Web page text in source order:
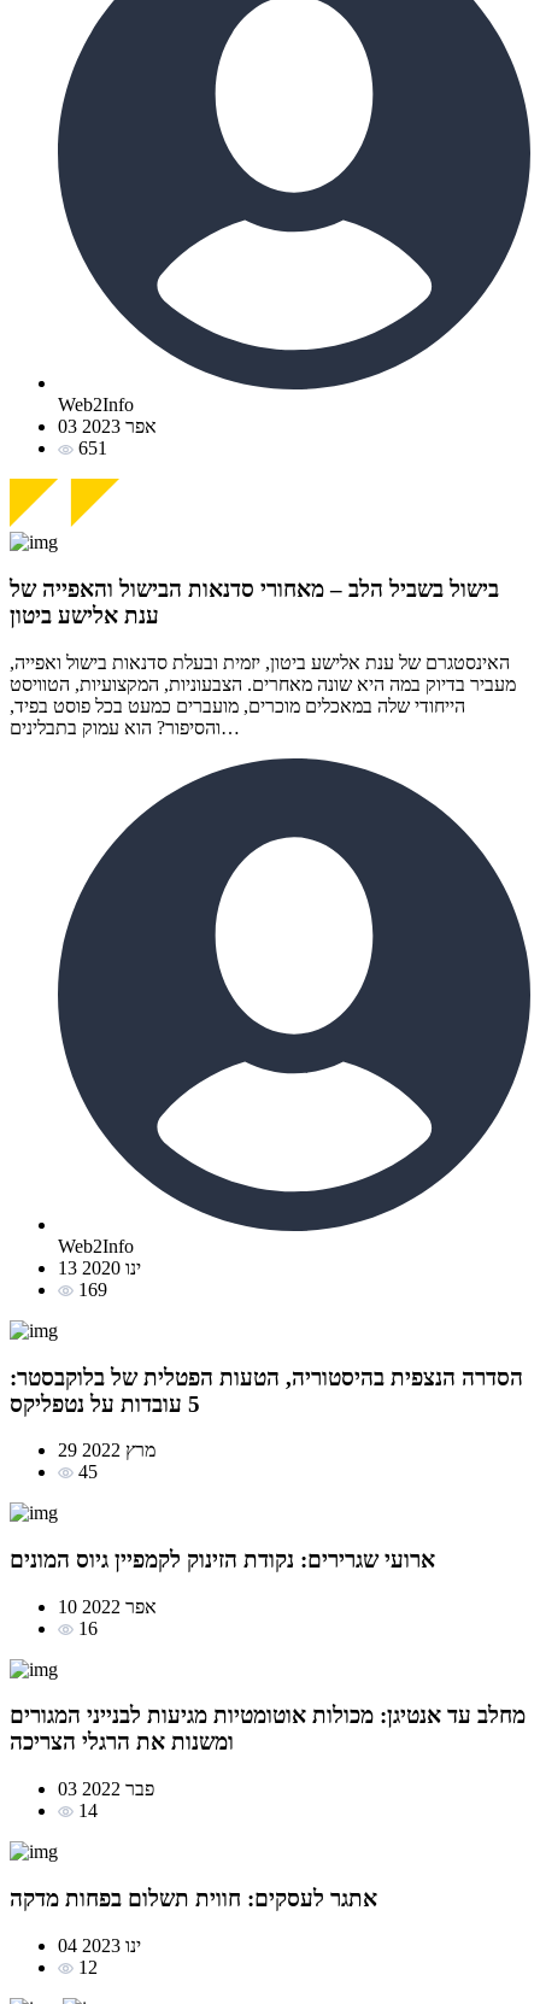
Web2Info
03 אפר 2023
651
בישול בשביל הלב – מאחורי סדנאות הבישול והאפייה של
ענת אלישע ביטון
האינסטגרם של ענת אלישע ביטון, יזמית ובעלת סדנאות בישול ואפייה,
מעביר בדיוק במה היא שונה מאחרים. הצבעוניות, המקצועיות, הטוויסט
הייחודי שלה במאכלים מוכרים, מועברים כמעט בכל פוסט בפיד,
והסיפור? הוא עמוק בתבלינים…
Web2Info
13 ינו 2020
169
הסדרה הנצפית בהיסטוריה, הטעות הפטלית של בלוקבסטר:
5 עובדות על נטפליקס
29 מרץ 2022
45
ארועי שגרירים: נקודת הזינוק לקמפיין גיוס המונים
10 אפר 2022
16
מחלב עד אנטיגן: מכולות אוטומטיות מגיעות לבנייני המגורים
ומשנות את הרגלי הצריכה
03 פבר 2022
14
אתגר לעסקים: חווית תשלום בפחות מדקה
04 ינו 2023
12